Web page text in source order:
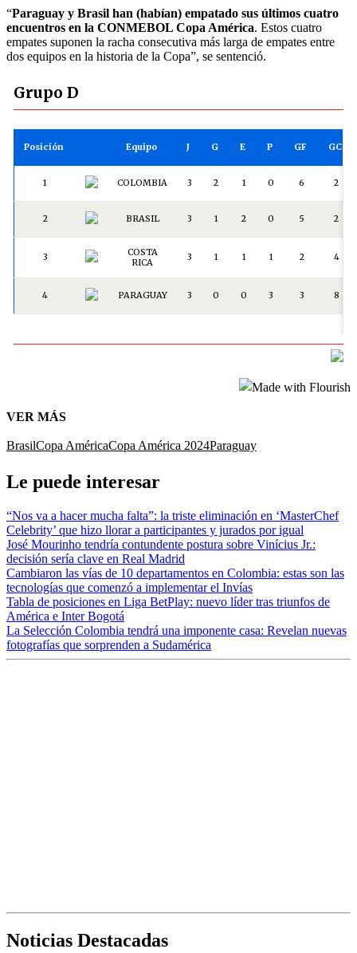
“Paraguay y Brasil han (habían) empatado sus últimos cuatro
encuentros en la CONMEBOL Copa América. Estos cuatro
empates suponen la racha consecutiva más larga de empates entre
dos equipos en la historia de la Copa”, se sentenció.
VER MÁS
BrasilCopa AméricaCopa América 2024Paraguay
Le puede interesar
“Nos va a hacer mucha falta”: la triste eliminación en ‘MasterChef
Celebrity’ que hizo llorar a participantes y jurados por igual
José Mourinho tendría contundente postura sobre Vinícius Jr.:
decisión sería clave en Real Madrid
Cambiaron las vías de 10 departamentos en Colombia: estas son las
tecnologías que comenzó a implementar el Invías
Tabla de posiciones en Liga BetPlay: nuevo líder tras triunfos de
América e Inter Bogotá
La Selección Colombia tendrá una imponente casa: Revelan nuevas
fotografías que sorprenden a Sudamérica
Noticias Destacadas